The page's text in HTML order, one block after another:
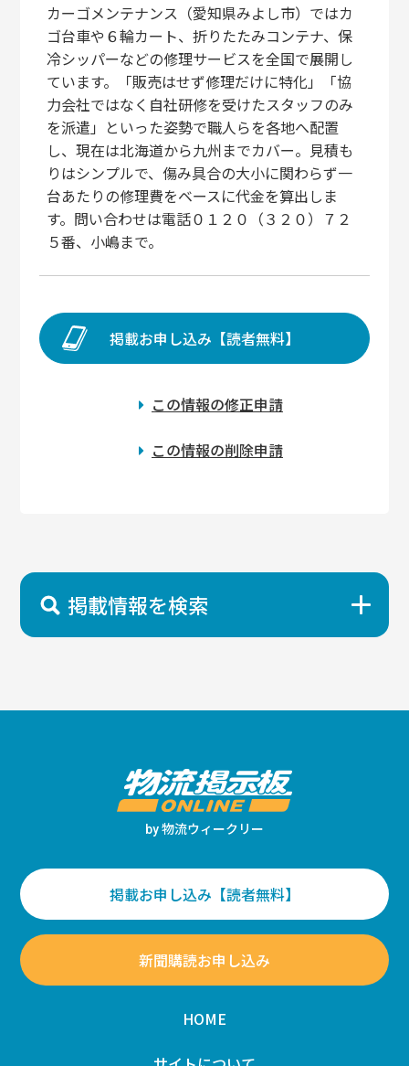
カーゴメンテナンス（愛知県みよし市）ではカ
ゴ台車や６輪カート、折りたたみコンテナ、保
冷シッパーなどの修理サービスを全国で展開し
ています。「販売はせず修理だけに特化」「協
力会社ではなく自社研修を受けたスタッフのみ
を派遣」といった姿勢で職人らを各地へ配置
し、現在は北海道から九州までカバー。見積も
りはシンプルで、傷み具合の大小に関わらず一
台あたりの修理費をベースに代金を算出しま
す。問い合わせは電話０１２０（３２０）７２
５番、小嶋まで。
掲載お申し込み【読者無料】
この情報の修正申請
この情報の削除申請
掲載情報を検索
by物流ウィークリー
掲載お申し込み【読者無料】
新聞購読お申し込み
HOME